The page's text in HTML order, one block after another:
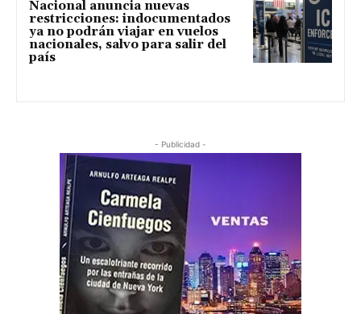
Nacional anuncia nuevas
restricciones: indocumentados
ya no podrán viajar en vuelos
nacionales, salvo para salir del
país
- Publicidad -